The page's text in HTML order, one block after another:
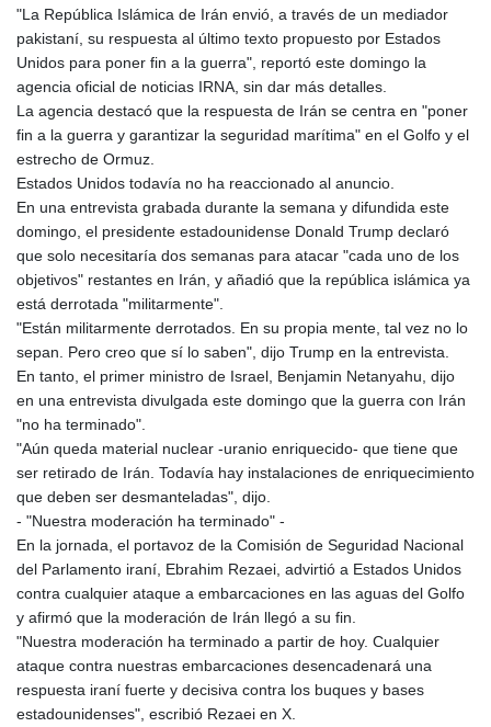
"La República Islámica de Irán envió, a través de un mediador
pakistaní, su respuesta al último texto propuesto por Estados
Unidos para poner fin a la guerra", reportó este domingo la
agencia oficial de noticias IRNA, sin dar más detalles.
La agencia destacó que la respuesta de Irán se centra en "poner
fin a la guerra y garantizar la seguridad marítima" en el Golfo y el
estrecho de Ormuz.
Estados Unidos todavía no ha reaccionado al anuncio.
En una entrevista grabada durante la semana y difundida este
domingo, el presidente estadounidense Donald Trump declaró
que solo necesitaría dos semanas para atacar "cada uno de los
objetivos" restantes en Irán, y añadió que la república islámica ya
está derrotada "militarmente".
"Están militarmente derrotados. En su propia mente, tal vez no lo
sepan. Pero creo que sí lo saben", dijo Trump en la entrevista.
En tanto, el primer ministro de Israel, Benjamin Netanyahu, dijo
en una entrevista divulgada este domingo que la guerra con Irán
"no ha terminado".
"Aún queda material nuclear -uranio enriquecido- que tiene que
ser retirado de Irán. Todavía hay instalaciones de enriquecimiento
que deben ser desmanteladas", dijo.
- "Nuestra moderación ha terminado" -
En la jornada, el portavoz de la Comisión de Seguridad Nacional
del Parlamento iraní, Ebrahim Rezaei, advirtió a Estados Unidos
contra cualquier ataque a embarcaciones en las aguas del Golfo
y afirmó que la moderación de Irán llegó a su fin.
"Nuestra moderación ha terminado a partir de hoy. Cualquier
ataque contra nuestras embarcaciones desencadenará una
respuesta iraní fuerte y decisiva contra los buques y bases
estadounidenses", escribió Rezaei en X.